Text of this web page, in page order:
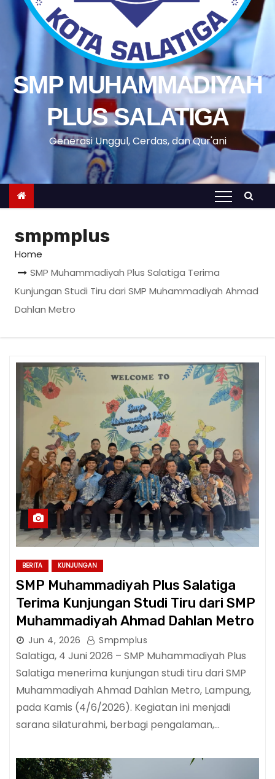
SMP MUHAMMADIYAH
PLUS SALATIGA
Generasi Unggul, Cerdas, dan Qur'ani
smpmplus
Home
SMP Muhammadiyah Plus Salatiga Terima
Kunjungan Studi Tiru dari SMP Muhammadiyah Ahmad
Dahlan Metro
BERITA KUNJUNGAN
SMP Muhammadiyah Plus Salatiga
Terima Kunjungan Studi Tiru dari SMP
Muhammadiyah Ahmad Dahlan Metro
Jun 4, 2026 Smpmplus
Salatiga, 4 Juni 2026 – SMP Muhammadiyah Plus
Salatiga menerima kunjungan studi tiru dari SMP
Muhammadiyah Ahmad Dahlan Metro, Lampung,
pada Kamis (4/6/2026). Kegiatan ini menjadi
sarana silaturahmi, berbagi pengalaman,…